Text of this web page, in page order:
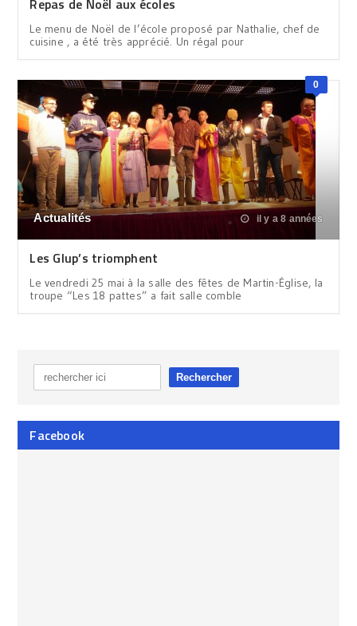
Le menu de Noël de l’école proposé par Nathalie, chef de
cuisine , a été très apprécié. Un régal pour
0
Actualités il y a 8 années
Les Glup’s triomphent
Le vendredi 25 mai à la salle des fêtes de Martin-Église, la
troupe “Les 18 pattes” a fait salle comble
Facebook